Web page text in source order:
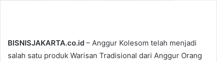
BISNISJAKARTA.co.id – Anggur Kolesom telah menjadi
salah satu produk Warisan Tradisional dari Anggur Orang